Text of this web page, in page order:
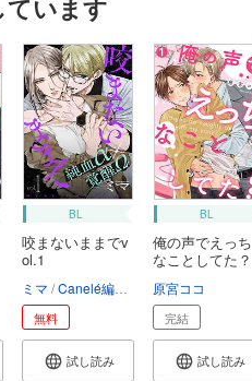
います
BL
咬まないままでv
ol.1
ミマ Canelé編集部
無料
試し読み
BL
俺の声でえっち
なことしてた？
原宮ココ
完結
試し読み